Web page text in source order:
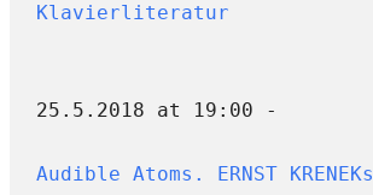
Klavierliteratur
25.5.2018 at 19:00 -
Audible Atoms. ERNST KRENEKs